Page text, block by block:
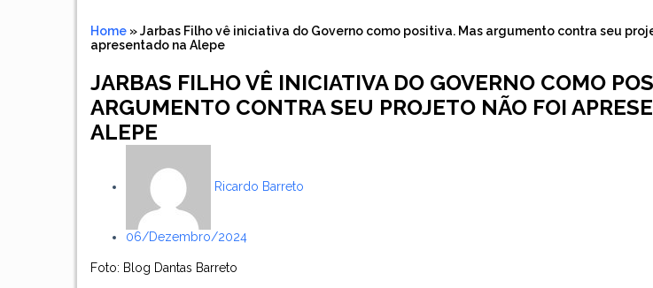
Home »Jarbas Filho vê iniciativa do Governo como positiva. Mas argumento contra seu
apresentado na Alepe
JARBAS FILHO VÊ INICIATIVA DO GOVERNO COMO
ARGUMENTO CONTRA SEU PROJETO NÃO FOI
ALEPE
Ricardo Barreto
06/dezembro/2024
Foto: Blog Dantas Barreto